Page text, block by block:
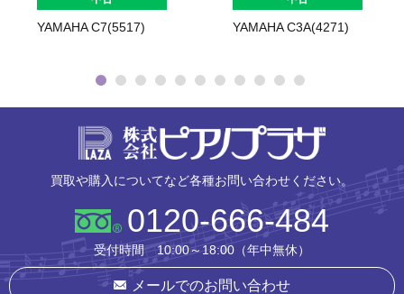
YAMAHA C7(5517) YAMAHA C3A(4271)
買取や購入についてなど各種お問い合わせください。
0120-666-484
受付時間 10:00～18:00（年中無休）
メールでのお問い合わせ